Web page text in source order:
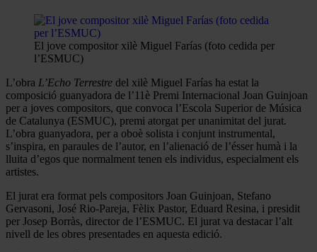
El jove compositor xilè Miguel Farías (foto cedida per
l’ESMUC)
L’obra L’Echo Terrestre del xilè Miguel Farías ha estat la
composició guanyadora de l’11è Premi Internacional Joan Guinjoan
per a joves compositors, que convoca l’Escola Superior de Música
de Catalunya (ESMUC), premi atorgat per unanimitat del jurat.
L’obra guanyadora, per a oboè solista i conjunt instrumental,
s’inspira, en paraules de l’autor, en l’alienació de l’ésser humà i la
lluita d’egos que normalment tenen els individus, especialment els
artistes.
El jurat era format pels compositors Joan Guinjoan, Stefano
Gervasoni, José Rio-Pareja, Fèlix Pastor, Eduard Resina, i presidit
per Josep Borràs, director de l’ESMUC. El jurat va destacar l’alt
nivell de les obres presentades en aquesta edició.